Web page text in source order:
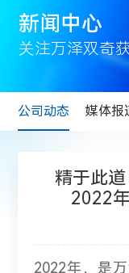
新闻中心
关注万泽双奇
公司动态 媒体报
精于此
2022
2022年，是